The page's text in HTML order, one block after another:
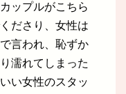
ップルがこちら
ださり、女性は
言われ、恥ずか
濡れてしまった
い女性のスタッ